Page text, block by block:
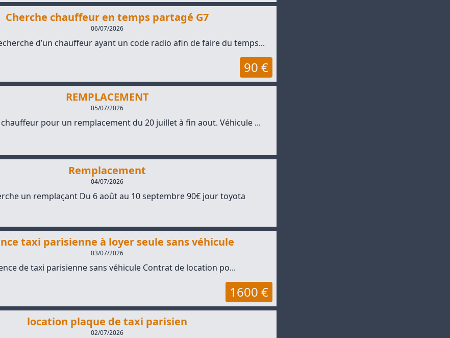
Cherche chauffeur en temps partagé G7
06/07/2026
d’un chauffeur ayant un code radio afin de faire du temps...
90 €
REMPLACEMENT
05/07/2026
pour un remplacement du 20 juillet à fin aout. Véhicule ...
Remplacement
04/07/2026
un remplaçant Du 6 août au 10 septembre 90€ jour toyota
taxi parisienne à loyer seule sans véhicule
03/07/2026
de taxi parisienne sans véhicule Contrat de location po...
1600 €
location plaque de taxi parisien
02/07/2026